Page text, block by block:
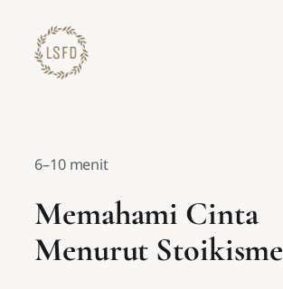
konten
6–10 menit
Memahami Cinta
Menurut Stoikisme